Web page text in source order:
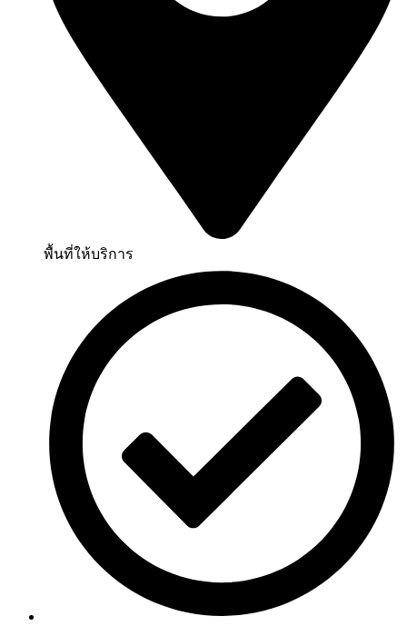
พื้นที่ให้บริการ